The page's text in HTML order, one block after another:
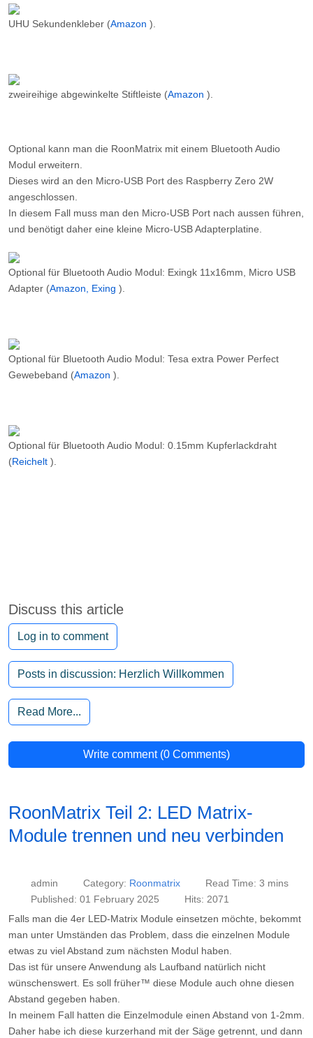
UHU Sekundenkleber (Amazon ).
zweireihige abgewinkelte Stiftleiste (Amazon ).
Optional kann man die RoonMatrix mit einem Bluetooth Audio
Modul erweitern.
Dieses wird an den Micro-USB Port des Raspberry Zero 2W
angeschlossen.
In diesem Fall muss man den Micro-USB Port nach aussen führen,
und benötigt daher eine kleine Micro-USB Adapterplatine.
Optional für Bluetooth Audio Modul: Exingk 11x16mm, Micro USB
Adapter (Amazon, Exing ).
Optional für Bluetooth Audio Modul: Tesa extra Power Perfect
Gewebeband (Amazon ).
Optional für Bluetooth Audio Modul: 0.15mm Kupferlackdraht
(Reichelt ).
Discuss this article
Log in to comment
Posts in discussion: Herzlich Willkommen
Read More...
Write comment (0 Comments)
RoonMatrix Teil 2: LED Matrix-
Module trennen und neu verbinden
admin Category: Roonmatrix
Read Time: 3 mins
Published: 01 February 2025
Hits: 2071
Falls man die 4er LED-Matrix Module einsetzen möchte, bekommt
man unter Umständen das Problem, dass die einzelnen Module
etwas zu viel Abstand zum nächsten Modul haben.
Das ist für unsere Anwendung als Laufband natürlich nicht
wünschenswert. Es soll früher™ diese Module auch ohne diesen
Abstand gegeben haben.
In meinem Fall hatten die Einzelmodule einen Abstand von 1-2mm.
Daher habe ich diese kurzerhand mit der Säge getrennt, und dann